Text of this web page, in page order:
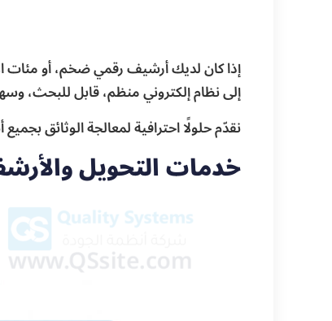
إذا كان لديك أرشيف رقمي ضخم، أو مئات
إلى نظام إلكتروني منظم، قابل للبحث،
نقدّم حلولًا احترافية لمعالجة الوثائق
خدمات التحويل